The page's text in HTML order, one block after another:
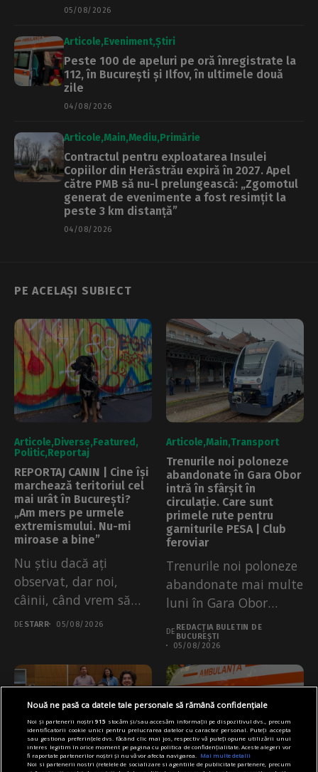
05/08/2026
Articole Eveniment Știri
Peste 100 de apeluri pe oră înregistrate la
112, în București și Ilfov, în ultimele două
zile
04/08/2026
Articole Main Mediu Primărie
Contractul pentru exploatarea Insulei
Copiilor din Herăstrău expiră în 2027. Apel
către PMB să nu-l prelungească: „Zgomotul
generat de evenimente a fost resimțit la
peste 3 km distanță”
04/08/2026
PE ACELAȘI SUBIECT
Articole Diverse Featured
Politic Reportaj
REPORTAJ CANIN | Cine își
marchează teritoriul cel
mai urât în București?
„Am mers pe urmele
extremismului. Nu-mi
miroase a bine”
Nu știu dacă ați
observat, dar noi,
câinii, când vrem să
lăsăm...
DE STARR 05/08/2026
Articole Main Transport
Trenurile noi poloneze
abandonate în Gara Obor
intră în sfârșit în
circulație. Care sunt
primele rute pentru
garniturile PESA | Club
feroviar
Trenurile noi poloneze
abandonate mai multe
luni în Gara Obor
pentru că...
DE REDACȚIA BULETIN DE
BUCUREȘTI
05/08/2026
Nouă ne pasă ca datele tale personale să rămână confidențiale
Noi și partenerii noștri915 stocăm și/sau accesăm informații pe dispozitivul dvs., precum
identificatorii cookie unici pentru prelucrarea datelor cu caracter personal. Puteți accepta
sau gestiona preferințele dvs. făcând clic mai jos, respectiv vă puteți opune utilizării unui
interes legitim în orice moment pe pagina cu politica de confidențialitate. Aceste alegeri vor
fi raportate partenerilor noștri și nu vă vor afecta navigarea.
Mai multe detalii
Noi si partenerii nostri (retelele de socializare si agentiile de publicitate partenere, precum